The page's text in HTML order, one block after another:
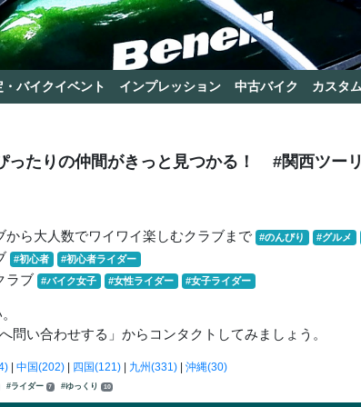
バイクイベント インプレッション 中古バイク カスタ
たりの仲間がきっと見つかる！ #関西ツー
ら大人数でワイワイ楽しむクラブまで #のんびり #グルメ
#初心者 #初心者ライダー
ラブ #バイク女子 #女性ライダー #女子ライダー
い合わせする」からコンタクトしてみましょう。
| 中国(202)| 四国(121)| 九州(331)| 沖縄(30)
#ライダー 7 #ゆっくり 10